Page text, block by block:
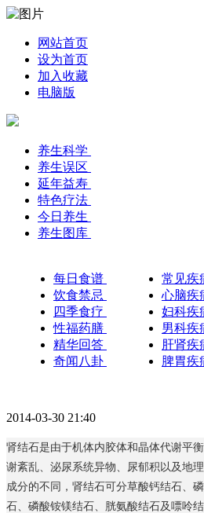
网站首页
设为首页
加入收藏
电脑版
养生科学
养生误区
延年益寿
特色疗法
今日养生
养生图库
每日食谱
饮食禁忌
四季食疗
性福药膳
精华回答
奇闻八卦
常见疾
心脑疾
妇科疾
男科疾
肝肾疾
脾胃
2014-03-30 21:40
肾结石是由于机体内胶体和晶体代谢平
谢紊乱、泌尿系统异物、尿郁积以及地
成分的不同，肾结石可分草酸钙结石、
石、磷酸铵镁结石、胱氨酸结石及嘌呤结